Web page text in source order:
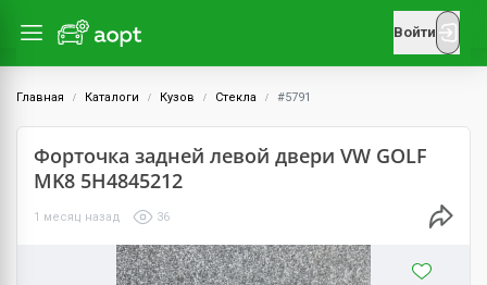
Войти
Главная Каталоги Кузов Стекла #5791
Форточка задней левой двери VW GOLF
MK8 5H4845212
1 месяц назад 36